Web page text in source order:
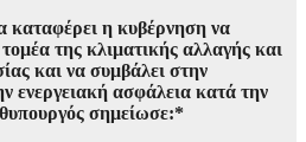
καταφέρει η κυβέρνηση να
της κλιματικής αλλαγής και
και να συμβάλει στην
ενεργειακή ασφάλεια κατά την
σημείωσε:*